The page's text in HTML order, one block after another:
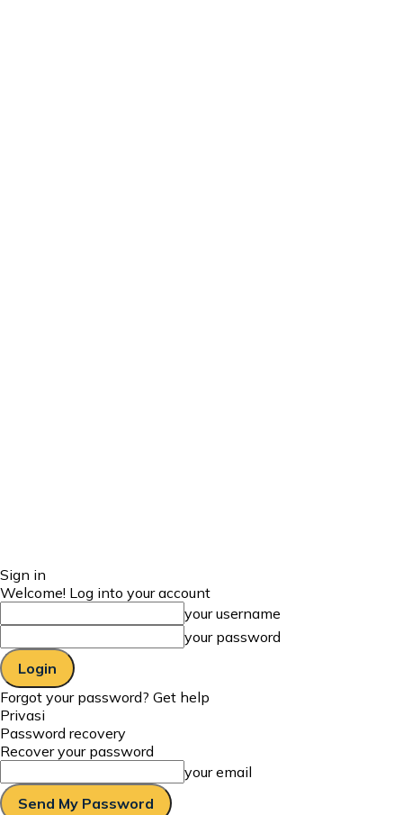
Sign in
Welcome! Log into your account
your username
your password
Forgot your password? Get help
Privasi
Password recovery
Recover your password
your email